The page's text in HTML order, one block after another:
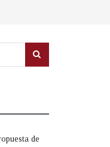
de